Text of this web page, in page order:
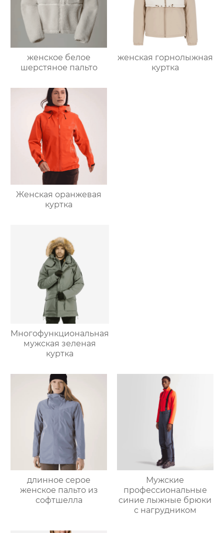
женское белое
шерстяное пальто
женская горнолыжная
куртка
Женская оранжевая
куртка
Многофункциональная
мужская зеленая
куртка
длинное серое
женское пальто из
софтшелла
Мужские
профессиональные
синие лыжные брюки
с нагрудником